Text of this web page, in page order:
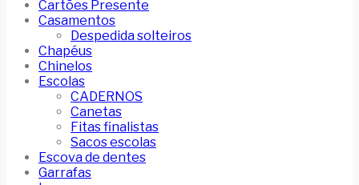
Cartões Presente
Casamentos
Despedida solteiros
Chapéus
Chinelos
Escolas
CADERNOS
Canetas
Fitas finalistas
Sacos escolas
Escova de dentes
Garrafas